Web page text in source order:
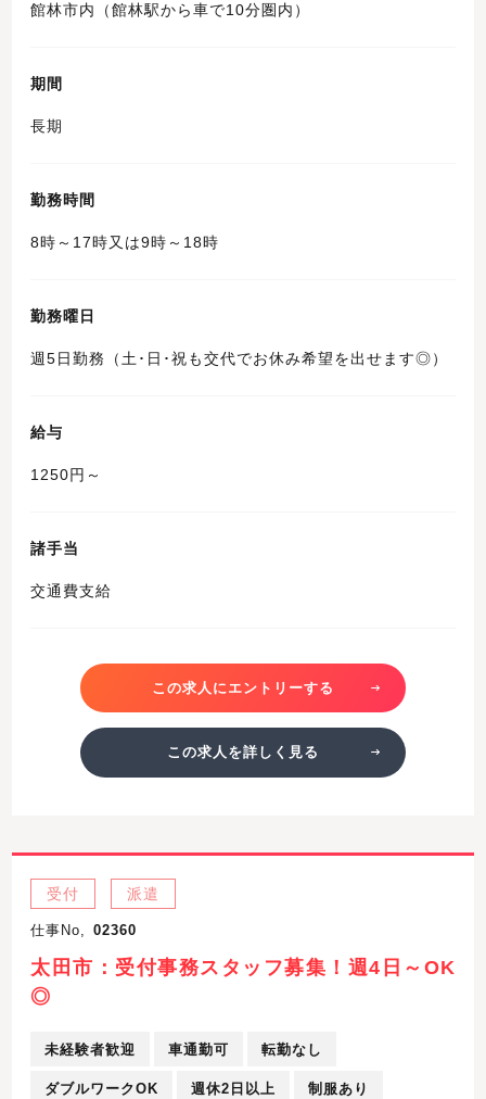
館林市内（館林駅から車で10分圏内）
期間
長期
勤務時間
8時～17時又は9時～18時
勤務曜日
週5日勤務（土･日･祝も交代でお休み希望を出せます◎）
給与
1250円～
諸手当
交通費支給
この求人にエントリーする
この求人を詳しく見る
受付 派遣
仕事No, 02360
太田市：受付事務スタッフ募集！週4日～OK
◎
未経験者歓迎 車通勤可 転勤なし
ダブルワークOK 週休2日以上 制服あり